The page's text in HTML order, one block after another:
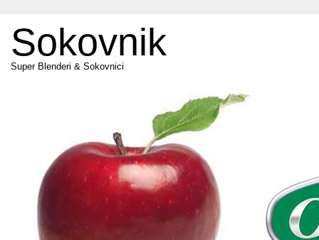
Sokovnik
Super Blenderi & Sokovnici